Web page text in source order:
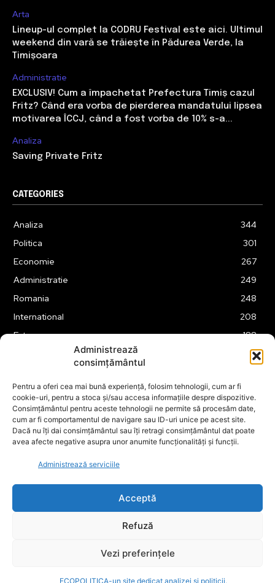
Administrează
consimțământul
Pentru a oferi cea mai bună experiență, folosim tehnologii, cum ar fi
cookie-uri, pentru a stoca și/sau accesa informațiile despre dispozitive.
Consimțământul pentru aceste tehnologii ne permite să procesăm date,
cum ar fi comportamentul de navigare sau ID-uri unice pe acest site.
Dacă nu îți dai consimțământul sau îți retragi consimțământul dat poate
avea afecte negative asupra unor anumite funcționalități și funcții.
Administrează serviciile
Acceptă
Refuză
Vezi preferințele
ECOPOLITICA-un site dedicat analizei și politicii.
Arta
Lineup-ul complet la CODRU Festival este aici. Ultimul
weekend din vară se trăiește în Pădurea Verde, la
Timișoara
Administratie
EXCLUSIV! Cum a împachetat Prefectura Timiș cazul
Fritz? Când era vorba de pierderea mandatului lipsea
motivarea ÎCCJ, când a fost vorba de 10% s-a...
Analiza
Saving Private Fritz
CATEGORIES
Analiza
344
Politica
301
Economie
267
Administratie
249
Romania
248
International
208
Externe
188
175
Tehnologie
Financiar
160
ABUZURI
158
Social
Educatie
Cultura
149